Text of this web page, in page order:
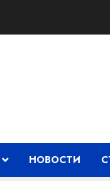
НОВОСТИ